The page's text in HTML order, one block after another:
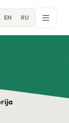
EN RU